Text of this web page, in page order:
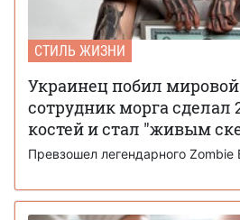
СТИЛЬ ЖИЗНИ
Украинец побил мировой
сотрудник морга сделал
костей и стал "живым
Превзошел легендарного Zombie